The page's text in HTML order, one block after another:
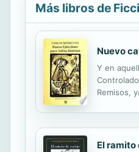
Más libros de
Nuevo
Y en
Remisos,
El ramito